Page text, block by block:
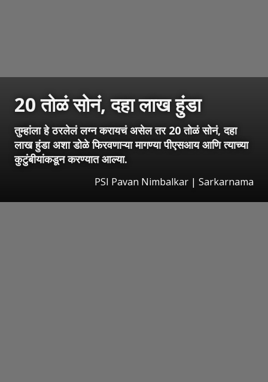
20 तोळं सोनं, दहा लाख हुंडा
तुम्हांला हे ठरलेलं लग्न करायचं असेल तर 20 तोळं सोनं, दहा
लाख हुंडा अशा डोळे फिरवणाऱ्या मागण्या पीएसआय आणि त्याच्या
कुटुंबीयांकडून करण्यात आल्या.
PSI Pavan Nimbalkar | Sarkarnama